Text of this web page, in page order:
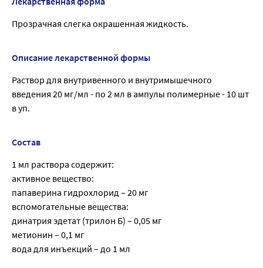
Прозрачная слегка окрашенная жидкость.
Описание лекарственной формы
Раствор для внутривенного и внутримышечного
введения 20 мг/мл - по 2 мл в ампулы полимерные - 10 шт
в уп.
Состав
1 мл раствора содержит:
активное вещество:
папаверина гидрохлорид – 20 мг
вспомогательные вещества:
динатрия эдетат (трилон Б) – 0,05 мг
метионин – 0,1 мг
вода для инъекций – до 1 мл